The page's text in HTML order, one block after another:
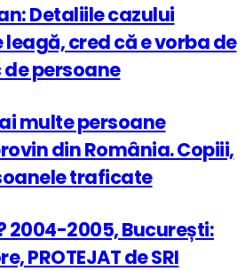
Detaliile cazului
cred că e vorba de
persoane
multe persoane
din România. Copiii,
traficate
2004-2005, București:
PROTEJAT de SRI